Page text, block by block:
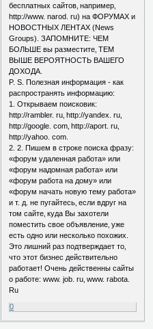
бесплатных сайтов‚ например‚
http://www. narod. ru) на ФОРУМАХ и
НОВОСТНЫХ ЛЕНТАХ (News
Groups). ЗАПОМНИТЕ: ЧЕМ
БОЛЬШЕ вы разместите‚ ТЕМ
ВЫШЕ ВЕРОЯТНОСТЬ ВАШЕГО
ДОХОДА.
P. S. Полезная информация - как
распространять информацию:
1. Открываем поисковик:
http://rambler. ru‚ http://yandex. ru‚
http://google. com‚ http://aport. ru‚
http://yahoo. com.
2. 2. Пишем в строке поиска фразу:
«форум удаленная работа» или
«форум надомная работа» или
«форум работа на дому» или
«форум начать новую тему работа»
и т. д. не пугайтесь‚ если вдруг на
том сайте‚ куда Вы захотели
поместить свое объявление‚ уже
есть одно или несколько похожих.
Это лишний раз подтверждает то‚
что этот бизнес действительно
работает! Очень действенны сайты
о работе: www. job. ru‚ www. rabota.
Ru
0